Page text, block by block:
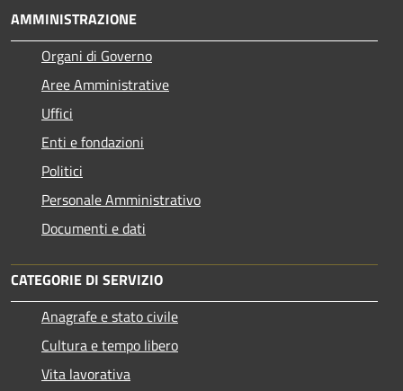
AMMINISTRAZIONE
Organi di Governo
Aree Amministrative
Uffici
Enti e fondazioni
Politici
Personale Amministrativo
Documenti e dati
CATEGORIE DI SERVIZIO
Anagrafe e stato civile
Cultura e tempo libero
Vita lavorativa